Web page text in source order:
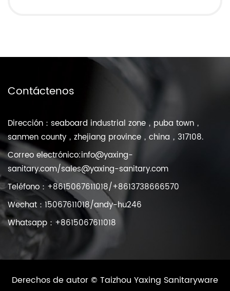
Contáctenos
Dirección：seaboard industrial zone，puba town，
sanmen county，zhejiang province，china，317108.
Correo electrónico:info@yaxing-
sanitary.com/sales@yaxing-sanitary.com
Teléfono：+8615067611018/+8613738666570
Wechat：15067611018/andy-hu246
Whatsapp：+8615067611018
Derechos de autor © Taizhou Yaxing Sanitaryware